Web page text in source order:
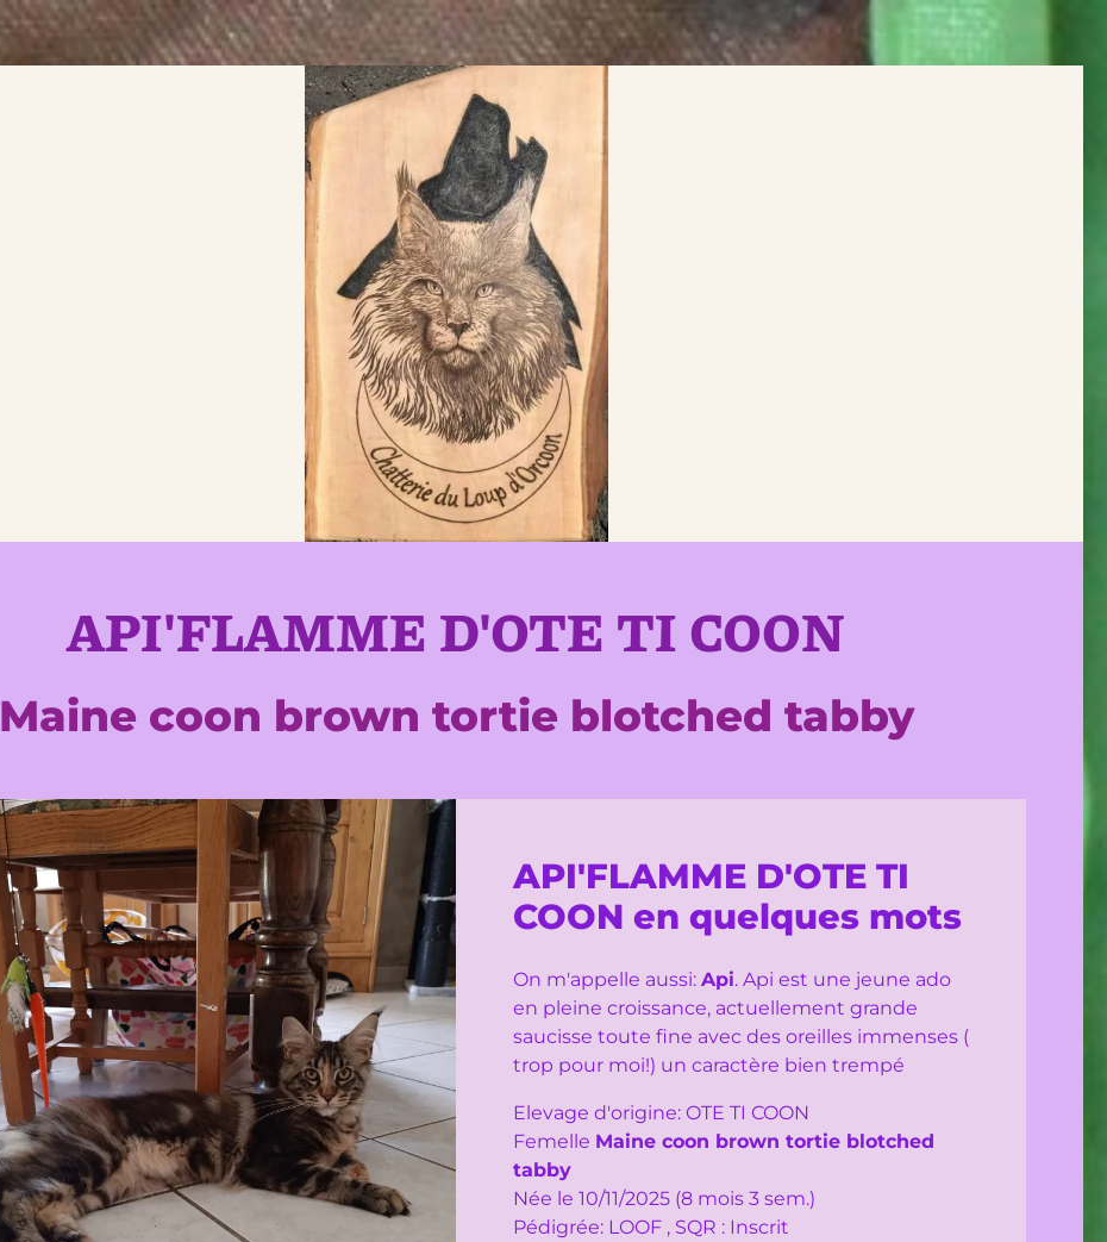
API'FLAMME D'OTE TI COON
Maine coon brown tortie blotched tabby
API'FLAMME D'OTE TI
COON en quelques mots
On m'appelle aussi: Api. Api est une jeune ado
en pleine croissance, actuellement grande
saucisse toute fine avec des oreilles immenses (
trop pour moi!) un caractère bien trempé
Elevage d'origine: OTE TI COON
Femelle Maine coon brown tortie blotched
tabby
Née le 10/11/2025 (8 mois 3 sem.)
Pédigrée: LOOF , SQR : Inscrit